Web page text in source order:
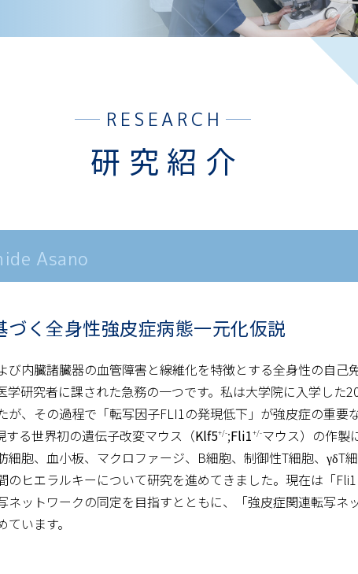
RESEARCH
研究紹介
Asano
く全身性強皮症病態一元化仮説
内臓諸臓器の血管障害と線維化を特徴とする全身性の自己
研究者に課された急務の一つです。私は大学院に入学した
が、その過程で「転写因子FLI1の発現低下」が強皮症の重要
る世界初の遺伝子改変マウス（Klf5+/-;Fli1+/-マウス）の作製
胞、血小板、マクロファージ、B細胞、制御性T細胞、γδT
ヒエラルキーについて研究を進めてきました。現在は「
ネットワークの同定を目指すとともに、「強皮症関連転写ネ
います。